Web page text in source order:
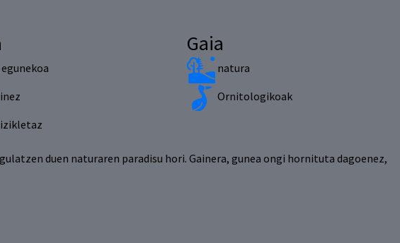
egunekoa
Gaia
natura
Ornitologikoak
duen naturaren paradisu hori. Gainera, gunea ongi hornituta dagoenez,